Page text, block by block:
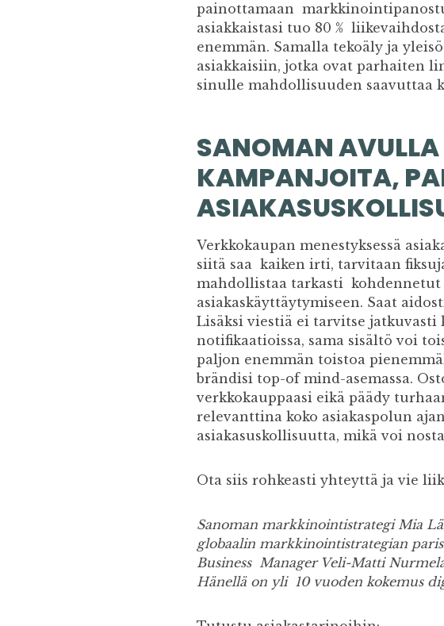
painottamaan
asiakkaistasi tuo 80 %
enemmän. Samalla tekoäly ja
asiakkaisiin, jotka ovat parhaiten
sinulle mahdollisuuden saavuttaa
SANOMAN
KAMPANJOITA,
Verkkokaupan menestyksessä
siitä saa kaiken irti, tarvitaan
mahdollistaa tarkasti kohdennetut
asiakaskäyttäytymiseen. Saat
Lisäksi viestiä ei tarvitse
notifikaatioissa, sama sisältö voi
paljon enemmän toistoa
brändisi top-of mind-asemassa.
verkkokauppaasi eikä päädy
relevanttina koko asiakaspolun
asiakasuskollisuutta, mikä voi
Ota siis rohkeasti yhteyttä ja vie
Sanoman markkinointistrategi Mia
globaalin markkinointistrategian
Business Manager Veli-Matti
Hänellä on yli 10 vuoden kokemus